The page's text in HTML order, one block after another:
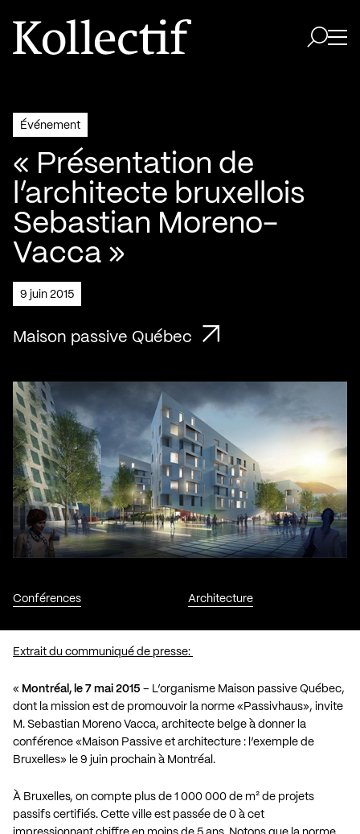
Aller à la page d'accueil
Logo Kollectif
Événement
« Présentation de
l’architecte bruxellois
Sebastian Moreno-
Vacca »
9 juin 2015
Maison passive Québec
Conférences Architecture
Extrait du communiqué de presse:
« Montréal, le 7 mai 2015 – L’organisme Maison passive Québec,
dont la mission est de promouvoir la norme «Passivhaus», invite
M. Sebastian Moreno Vacca, architecte belge à donner la
conférence «Maison Passive et architecture : l’exemple de
Bruxelles» le 9 juin prochain à Montréal.
À Bruxelles, on compte plus de 1 000 000 de m² de projets
passifs certifiés. Cette ville est passée de 0 à cet